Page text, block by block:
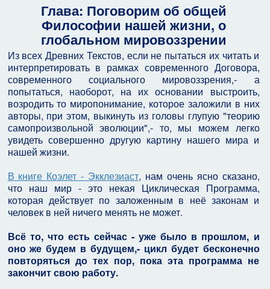
Глава: Поговорим об общей
Философии нашей жизни, о
глобальном мировоззрении
Из всех Древних Текстов, если не пытаться их читать и
интерпретировать в рамках современного Договора,
современного социального мировоззрения,- а
попытаться, наоборот, на их основании выстроить,
возродить то миропонимание, которое заложили в них
авторы, при этом, выкинуть из головы глупую "теорию
самопроизвольной эволюции",- то, мы можем легко
увидеть совершенно другую картину нашего мира и
нашей жизни.
В книге Коэлет - Экклезиаст, нам очень ясно сказано,
что наш мир - это некая Циклическая Программа,
которая действует по заложенным в неё законам и
человек в ней ничего менять не может.
Всё то, что есть сейчас - уже было в прошлом, и
оно же будем в будущем,- цикл будет бесконечно
повторяться до тех пор, пока эта программа не
закончит свою работу.